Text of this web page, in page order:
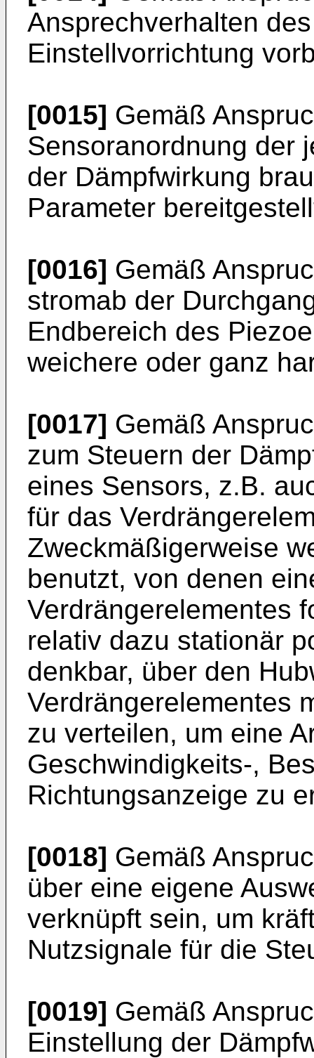
Ansprechverhalten
Einstellvorrichtung
[0015] Gemäß
Sensoranordnung der
der Dämpfwirkung
Parameter
[0016] Gemäß
stromab der
Endbereich des
weichere oder ganz
[0017] Gemäß
zum Steuern der
eines Sensors, z.B.
für das
Zweckmäßigerweise
benutzt, von denen
Verdrängerelementes
relativ dazu stationär
denkbar, über den
Verdrängerelementes
zu verteilen, um eine
Geschwindigkeits-,
Richtungsanzeige zu
[0018] Gemäß
über eine eigene
verknüpft sein, um
Nutzsignale für die
[0019] Gemäß
Einstellung der